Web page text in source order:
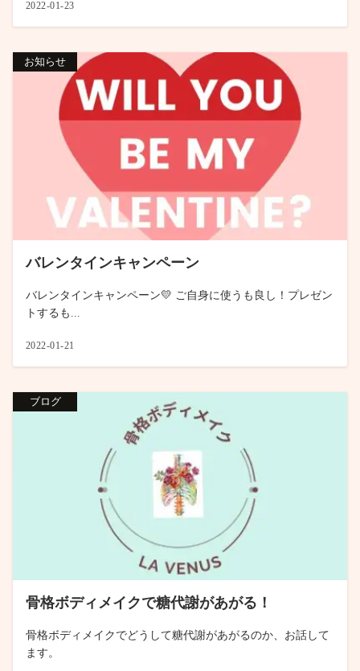
2022-01-23
お知らせ
バレンタインキャンペーン
バレンタインキャンペーン💛 ご自身に使うも良し！プレゼン
トするも...
2022-01-21
ブログ
骨格ボディメイクで糖代謝があがる！
骨格ボディメイクでどうして糖代謝があがるのか、お話して
ます。